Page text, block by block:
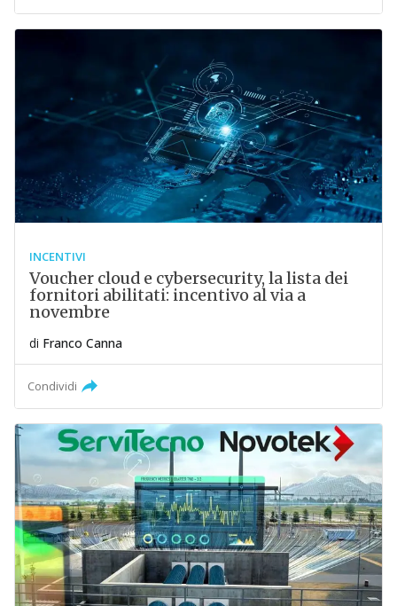
INCENTIVI
Voucher cloud e cybersecurity, la lista dei
fornitori abilitati: incentivo al via a
novembre
di Franco Canna
Condividi